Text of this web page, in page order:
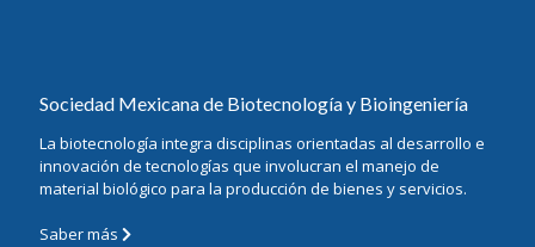
Sociedad Mexicana de Biotecnología y Bioingeniería
La biotecnología integra disciplinas orientadas al desarrollo e
innovación de tecnologías que involucran el manejo de
material biológico para la producción de bienes y servicios.
Saber más